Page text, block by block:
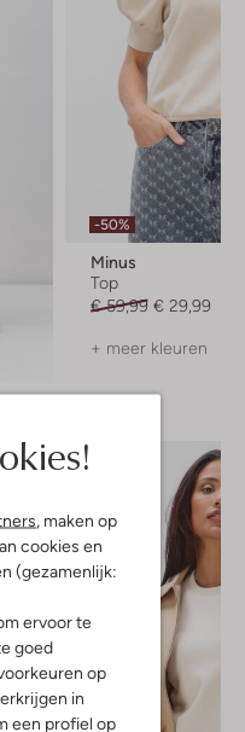
, maken op
cookies en
(gezamenlijk:
ervoor te
goed
op
in
een profiel op
-50%
Minus
Top
€ 59,99 € 29,99
+ meer kleuren